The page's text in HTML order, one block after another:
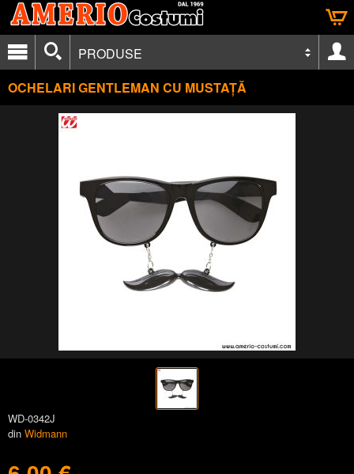
PRODUSE
OCHELARI GENTLEMAN CU MUSTAȚĂ
WD-0342J
din Widmann